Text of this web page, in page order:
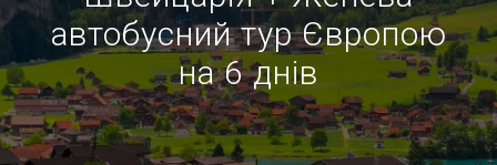
автобусний тур Європою
на 6 днів